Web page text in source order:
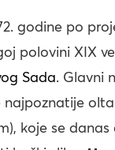
godine po
polovini XIX
Sada. Glavni
koje se danas